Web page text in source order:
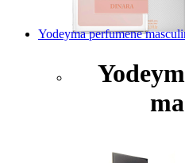
Yodeyma perfumene